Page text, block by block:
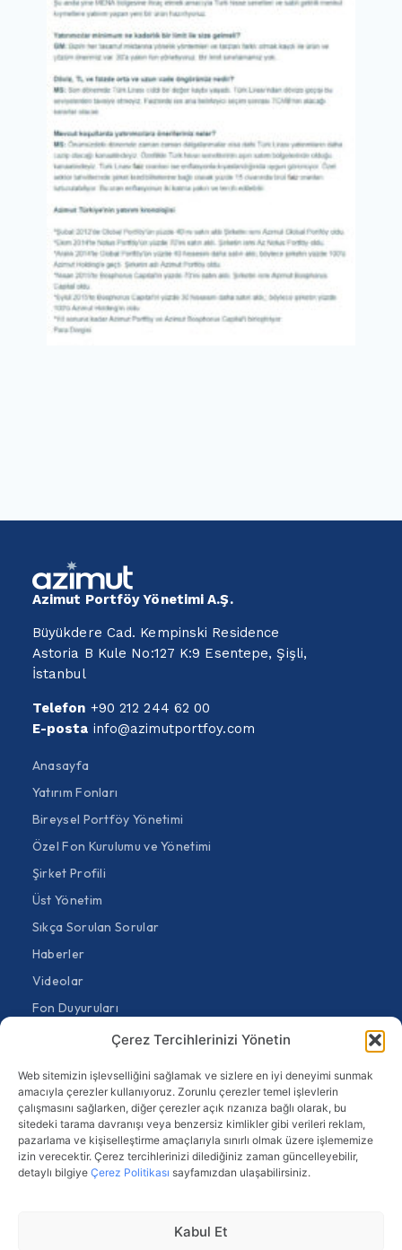
Çerez Tercihlerinizi Yönetin
Web sitemizin işlevselliğini sağlamak ve sizlere en iyi deneyimi sunmak
amacıyla çerezler kullanıyoruz. Zorunlu çerezler temel işlevlerin
çalışmasını sağlarken, diğer çerezler açık rızanıza bağlı olarak, bu
sitedeki tarama davranışı veya benzersiz kimlikler gibi verileri reklam,
pazarlama ve kişiselleştirme amaçlarıyla sınırlı olmak üzere işlememize
izin verecektir. Çerez tercihlerinizi dilediğiniz zaman güncelleyebilir,
detaylı bilgiye Çerez Politikası sayfamızdan ulaşabilirsiniz.
Kabul Et
Azimut Portföy Yönetimi A.Ş.
Büyükdere Cad. Kempinski Residence
Astoria B Kule No:127 K:9 Esentepe, Şişli,
İstanbul
Telefon +90 212 244 62 00
E-posta info@azimutportfoy.com
Anasayfa
Yatırım Fonları
Bireysel Portföy Yönetimi
Özel Fon Kurulumu ve Yönetimi
Şirket Profili
Üst Yönetim
Sıkça Sorulan Sorular
Haberler
Videolar
Fon Duyuruları
Genel Duyurular
Sürekli Bilgilendirme Formu
Bilgi Toplumu Hizmetleri
Kamuyu Aydınlatma Platformu (KAP)
Acil ve Beklenmedik Durum Planı